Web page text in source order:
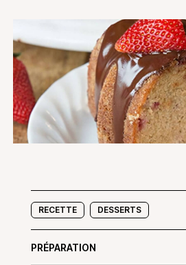
RECETTE DESSERTS
PRÉPARATION